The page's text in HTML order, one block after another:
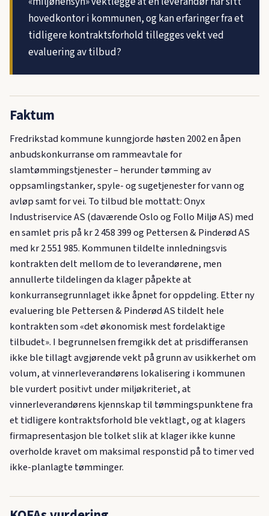
hovedkontor i kommunen, og kan erfaringer fra et
tidligere kontraktsforhold tillegges vekt ved
evaluering av tilbud?
Faktum
Fredrikstad kommune kunngjorde høsten 2002 en åpen
anbudskonkurranse om rammeavtale for
slamtømmingstjenester – herunder tømming av
oppsamlingstanker, spyle- og sugetjenester for vann og
avløp samt for vei. To tilbud ble mottatt: Onyx
Industriservice AS (daværende Oslo og Follo Miljø AS) med
en samlet pris på kr 2 458 399 og Pettersen & Pinderød AS
med kr 2 551 985. Kommunen tildelte innledningsvis
kontrakten delt mellom de to leverandørene, men
annullerte tildelingen da klager påpekte at
konkurransegrunnlaget ikke åpnet for oppdeling. Etter ny
evaluering ble Pettersen & Pinderød AS tildelt hele
kontrakten som «det økonomisk mest fordelaktige
tilbudet». I begrunnelsen fremgikk det at prisdifferansen
ikke ble tillagt avgjørende vekt på grunn av usikkerhet om
volum, at vinnerleverandørens lokalisering i kommunen
ble vurdert positivt under miljøkriteriet, at
vinnerleverandørens kjennskap til tømmingspunktene fra
et tidligere kontraktsforhold ble vektlagt, og at klagers
firmapresentasjon ble tolket slik at klager ikke kunne
overholde kravet om maksimal responstid på to timer ved
ikke-planlagte tømminger.